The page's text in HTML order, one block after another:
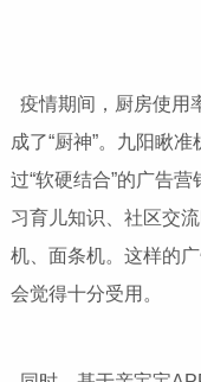
疫情期间，厨房使用
成了“厨神”。九阳瞅
过“软硬结合”的广告
习育儿知识、社区交
机、面条机。这样的
会觉得十分受用。